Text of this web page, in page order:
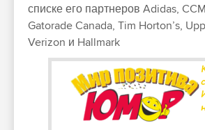
списке его партнеров Adidas,
Gatorade Canada, Tim Horton’s,
Verizon и Hallmark